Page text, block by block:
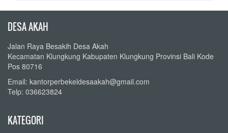
DESA AKAH
Jalan Raya Besakih Desa Akah
Kecamatan Klungkung Kabupaten Klungkung Provinsi Bali Kode
Pos 80716
Email: kantorperbekeldesaakah@gmail.com
Telp: 036623824
KATEGORI